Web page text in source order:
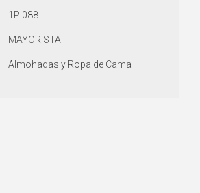
1P 088
MAYORISTA
Almohadas y Ropa de Cama